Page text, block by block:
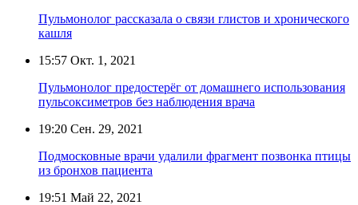
Пульмонолог рассказала о связи глистов и хронического
кашля
15:57 Окт. 1, 2021
Пульмонолог предостерёг от домашнего использования
пульсоксиметров без наблюдения врача
19:20 Сен. 29, 2021
Подмосковные врачи удалили фрагмент позвонка птицы
из бронхов пациента
19:51 Май 22, 2021